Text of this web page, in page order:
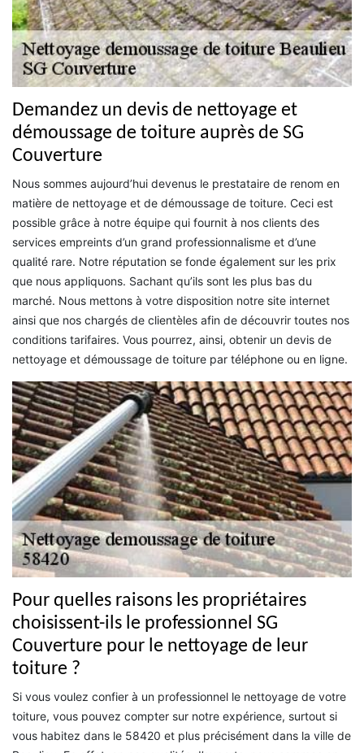
Demandez un devis de nettoyage et
démoussage de toiture auprès de SG
Couverture
Nous sommes aujourd’hui devenus le prestataire de renom en
matière de nettoyage et de démoussage de toiture. Ceci est
possible grâce à notre équipe qui fournit à nos clients des
services empreints d’un grand professionnalisme et d’une
qualité rare. Notre réputation se fonde également sur les prix
que nous appliquons. Sachant qu’ils sont les plus bas du
marché. Nous mettons à votre disposition notre site internet
ainsi que nos chargés de clientèles afin de découvrir toutes nos
conditions tarifaires. Vous pourrez, ainsi, obtenir un devis de
nettoyage et démoussage de toiture par téléphone ou en ligne.
Pour quelles raisons les propriétaires
choisissent-ils le professionnel SG
Couverture pour le nettoyage de leur
toiture ?
Si vous voulez confier à un professionnel le nettoyage de votre
toiture, vous pouvez compter sur notre expérience, surtout si
vous habitez dans le 58420 et plus précisément dans la ville de